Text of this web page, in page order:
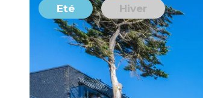
Eté Hiver